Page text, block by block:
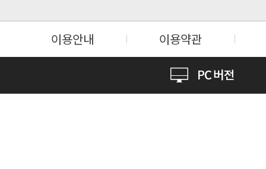
이용안내 이용약관